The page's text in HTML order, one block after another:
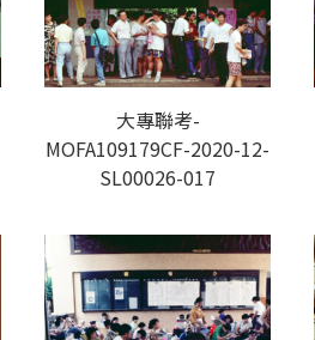
大專聯考-
MOFA109179CF-2020-12-
SL00026-017